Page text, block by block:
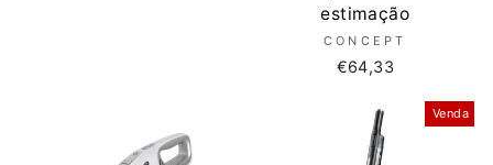
estimação
CONCEPT
€64,33
Venda